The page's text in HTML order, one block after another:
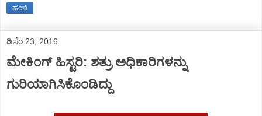
ಹಂಚಿ
ಡಿಸೆಂ 23, 2016
ಮೇಕಿಂಗ್ ಹಿಸ್ಟರಿ: ಶತ್ರು ಅಧಿಕಾರಿಗಳನ್ನು
ಗುರಿಯಾಗಿಸಿಕೊಂಡಿದ್ದು